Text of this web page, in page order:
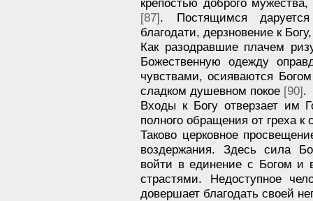
[87]. Постящимся
благодати, дерзновение к
Как разодравшие плачем
Божественную одежду
чувствами, осияваются
сладком душевном покое [90].
Входы к Богу отверзает им
полного обращения от греха к
Таково церковное
воздержания. Здесь сила
войти в единение с Богом и
страстями. Недоступное
довершает благодать своей